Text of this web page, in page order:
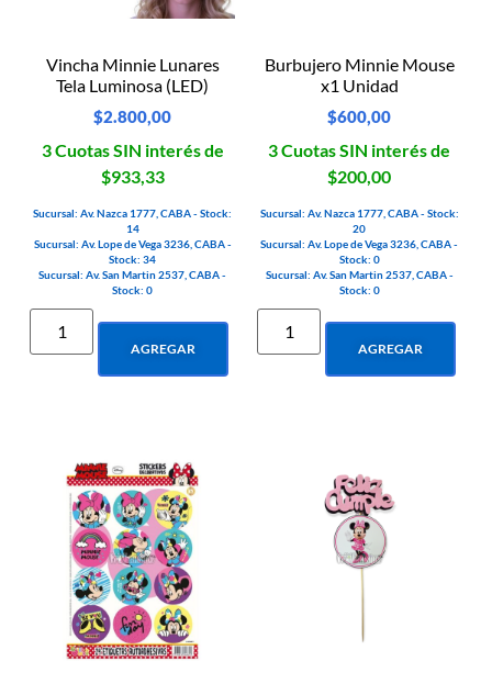
Vincha Minnie Lunares
Tela Luminosa (LED)
$2.800,00
3 Cuotas SIN interés de
$933,33
Sucursal: Av. Nazca 1777, CABA - Stock:
14
Sucursal: Av. Lope de Vega 3236, CABA -
Stock: 34
Sucursal: Av. San Martin 2537, CABA -
Stock: 0
AGREGAR
Burbujero Minnie Mouse
x1 Unidad
$600,00
3 Cuotas SIN interés de
$200,00
Sucursal: Av. Nazca 1777, CABA - Stock:
20
Sucursal: Av. Lope de Vega 3236, CABA -
Stock: 0
Sucursal: Av. San Martin 2537, CABA -
Stock: 0
AGREGAR